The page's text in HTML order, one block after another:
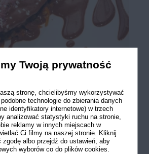
z gorzkiej
i chilli oraz marakui
chińskich
Twoją prywatność
stronę, chcielibyśmy wykorzystywać
technologie do zbierania danych
identyfikatory internetowe) w trzech
analizować statystyki ruchu na stronie,
reklamy w innych miejscach w
Ci filmy na naszej stronie. Kliknij
albo przejdź do ustawień, aby
wyborów co do plików cookies.